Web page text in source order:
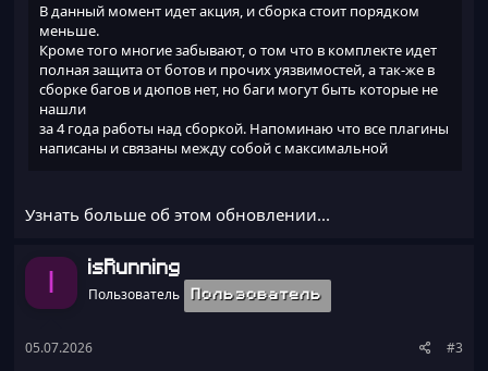
В данный момент идет акция, и сборка стоит порядком
меньше.
Кроме того многие забывают, о том что в комплекте идет
полная защита от ботов и прочих уязвимостей, а так-же в
сборке багов и дюпов нет, но баги могут быть которые не
нашли
за 4 года работы над сборкой. Напоминаю что все плагины
написаны и связаны между собой с максимальной
в интернете.
Узнать больше об этом обновлении...
I isRunning
Пользователь Пользователь
05.07.2026 #3